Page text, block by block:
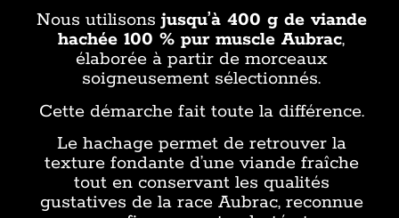
Nous utilisons jusqu’à 400 g de viande
hachée 100 % pur muscle Aubrac,
élaborée à partir de morceaux
soigneusement sélectionnés.
Cette démarche fait toute la différence.
Le hachage permet de retrouver la
texture fondante d’une viande fraîche
tout en conservant les qualités
gustatives de la race Aubrac, reconnue